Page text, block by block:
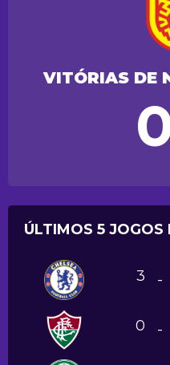
VITÓRIAS DE
ÚLTIMOS 5 JOGOS
3 -
0 -